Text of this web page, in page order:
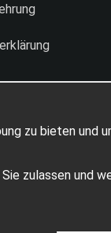
zu bieten und
zulassen und